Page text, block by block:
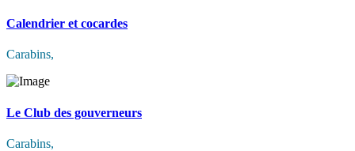
Calendrier et cocardes
Carabins,
Le Club des gouverneurs
Carabins,